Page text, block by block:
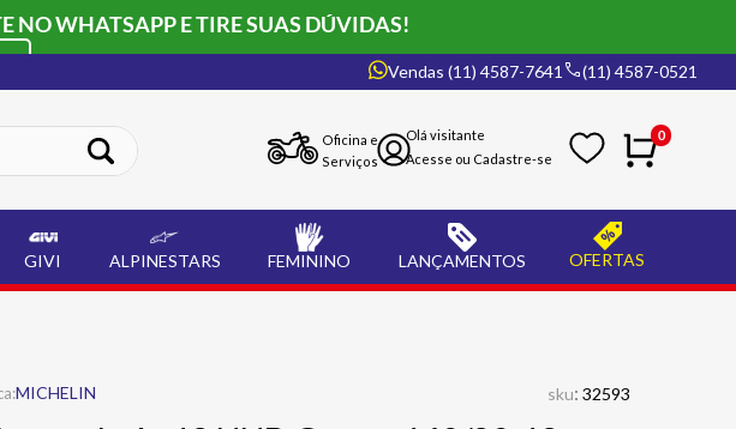
NO WHATSAPP E TIRE SUAS DÚVIDAS!
Vendas (11) 4587-7641 (11) 4587-0521
Oficina e
Serviços
0
GIVI ALPINESTARS FEMININO LANÇAMENTOS OFERTAS
MICHELIN sku: 32593